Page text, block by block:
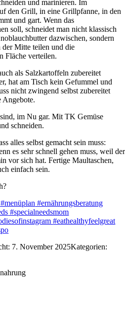
und marinieren. Im
den Grill, in eine Grillpfanne, in den
und gart. Wenn das
soll, schneidet man nicht klassisch
dazwischen, sondern
der Mitte teilen und die
Fläche verteilen.
als Salzkartoffeln zubereitet
hat am Tisch kein Gefummel und
nicht zwingend selbst zubereitet
Angebote.
im Nu gar. Mit TK Gemüse
schneiden.
alles selbst gemacht sein muss:
es sehr schnell gehen muss, weil der
vor sich hat. Fertige Maultaschen,
einfach sein.
#menüplan #ernährungsberatung
#specialneedsmom
#eathealthyfeelgreat
7. November 2025Kategorien: